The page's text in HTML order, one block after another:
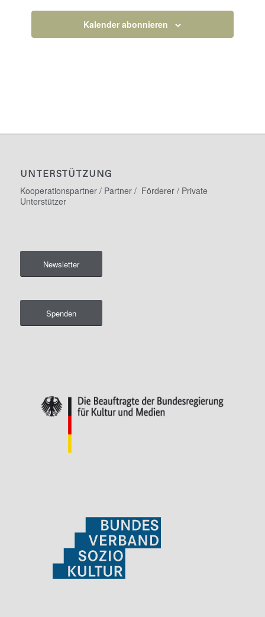
Kalender abonnieren
UNTERSTÜTZUNG
Kooperationspartner / Partner / Förderer / Private
Unterstützer
Newsletter
Spenden